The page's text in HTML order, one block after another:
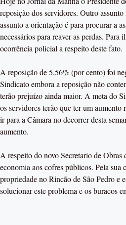
reposição dos servidores. Outro
assunto a orientação é para procurar a
necessários para reaver as perdas.
ocorrência policial a respeito deste fato.
A reposição de 5,56% (por cento) foi
Sindicato embora a reposição não
terão prejuízo ainda maior. A meta do
os servidores terão que ter um
ir para a Câmara no decorrer desta
aumento.
A respeito do novo Secretario de
economia aos cofres públicos. Pela
propriedade no Rincão de São Pedro e
solucionar este problema e os buracos